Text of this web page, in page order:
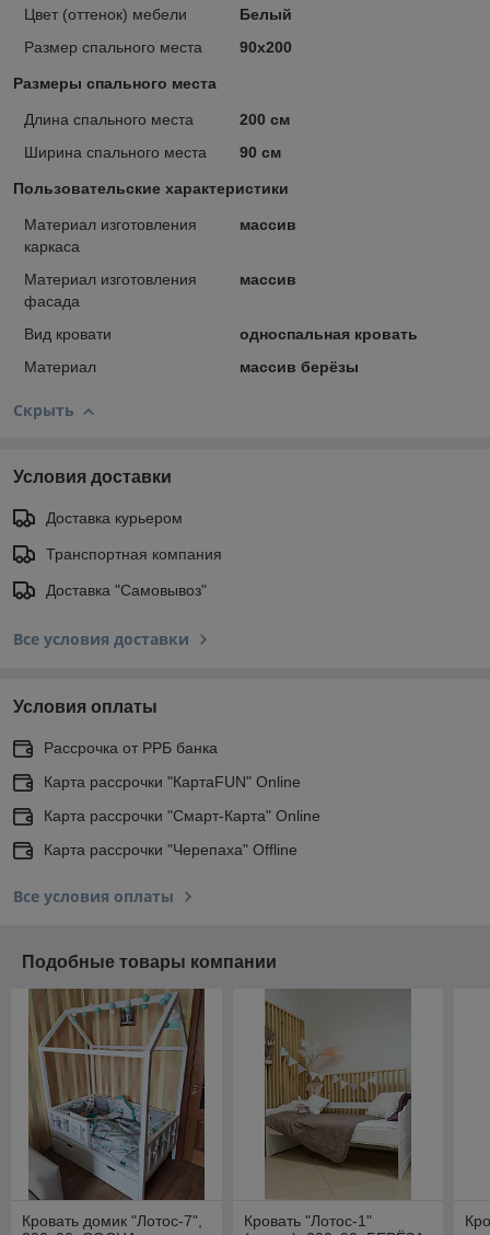
Цвет (оттенок) мебели
Белый
Размер спального места
90х200
Размеры спального места
Длина спального места
200 см
Ширина спального места
90 см
Пользовательские характеристики
Материал изготовления
каркаса
массив
Материал изготовления
фасада
массив
Вид кровати
односпальная кровать
Материал
массив берёзы
Скрыть
Условия доставки
Доставка курьером
Транспортная компания
Доставка "Самовывоз"
Все условия доставки
Условия оплаты
Рассрочка от РРБ банка
Карта рассрочки "КартаFUN" Online
Карта рассрочки "Смарт-Карта" Online
Карта рассрочки "Черепаха" Offline
Все условия оплаты
Подобные товары компании
Кровать домик "Лотос-7",
Кровать "Лотос-1"